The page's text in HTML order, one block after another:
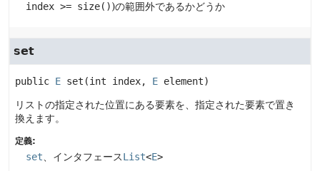
index >= size())の範囲外であるかどうか
set
public E set (int index, E element)
リストの指定された位置にある要素を、指定された要素で置き
換えます。
定義:
set 、インタフェースList<E>